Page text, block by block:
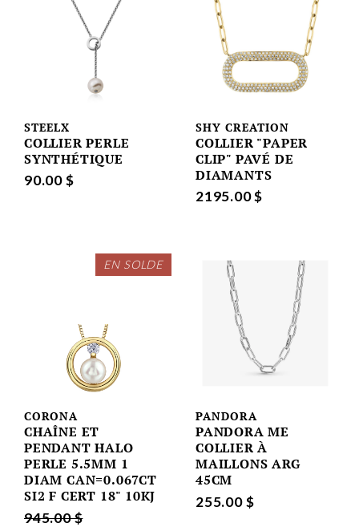
STEELX
COLLIER PERLE
SYNTHÉTIQUE
90.00 $
SHY CREATION
COLLIER "PAPER
CLIP" PAVÉ DE
DIAMANTS
2195.00 $
EN SOLDE
CORONA
CHAÎNE ET
PENDANT HALO
PERLE 5.5MM 1
DIAM CAN=0.067CT
SI2 F CERT 18" 10KJ
945.00 $
PANDORA
PANDORA ME
COLLIER À
MAILLONS ARG
45CM
255.00 $